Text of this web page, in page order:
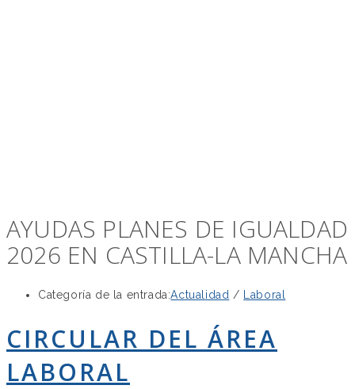
AYUDAS PLANES DE IGUALDAD
2026 EN CASTILLA-LA MANCHA
Categoría de la entrada:Actualidad / Laboral
CIRCULAR DEL ÁREA
LABORAL